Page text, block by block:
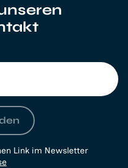
Link im Newsletter